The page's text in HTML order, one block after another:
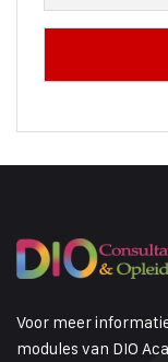
Voor meer
modules van DIO